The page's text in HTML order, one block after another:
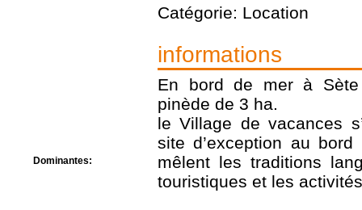
Dominantes:
Catégorie: Location
informations
En bord de mer à
pinède de 3 ha.
le Village de vacances
site d’exception au
mêlent les traditions
touristiques et les